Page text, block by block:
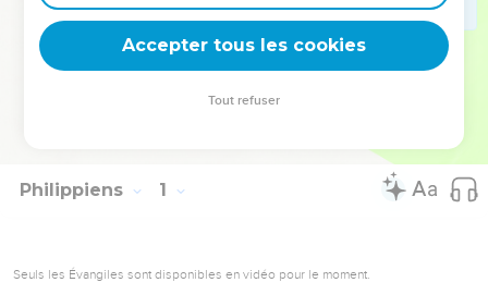
sous sa plume, témoignage éloquent du triomphe de la foi
sur l’adversité !
permission. All rights reserved worldwide.
Philippiens 1
Seuls les Évangiles sont disponibles en vidéo pour le moment.
Accepter tous les cookies
Tout refuser